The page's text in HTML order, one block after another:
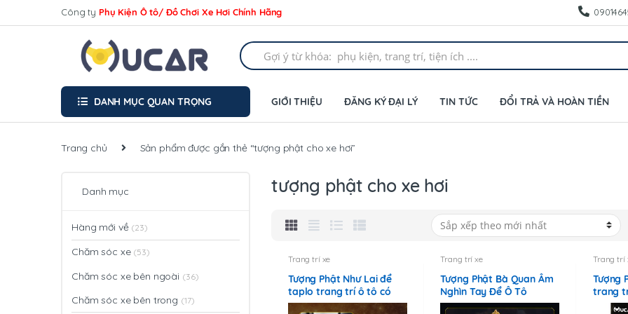
to
to
Công ty Phụ Kiện Ô tô/ Đồ Chơi Xe Hơi Chính Hãng
Search
for:
DANH MỤC QUAN TRỌNG GIỚI THIỆU ĐĂNG KÝ ĐẠI LÝ TIN TỨC ĐỔI TRẢ VÀ HOÀN TIỀN
Trang chủ Sản phẩm được gắn thẻ “tượng phật cho xe hơi”
tượng phật cho xe hơi
Trang trí xe
Tượng Phật Như Lai để
taplo trang trí ô tô có
kèm nước hoa
Trang trí xe
Tượng Phật Bà Quan Âm
Nghìn Tay Để Ô Tô
Trang trí
Tượng
trang
Danh mục
Hàng mới về (23)
Chăm sóc xe (53)
Chăm sóc xe bên ngoài (36)
Chăm sóc xe bên trong (17)